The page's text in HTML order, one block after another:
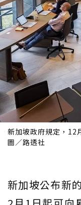
新加坡政府規定，12
圖／路透社
新加坡公布新